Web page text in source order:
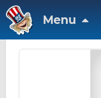
Menu